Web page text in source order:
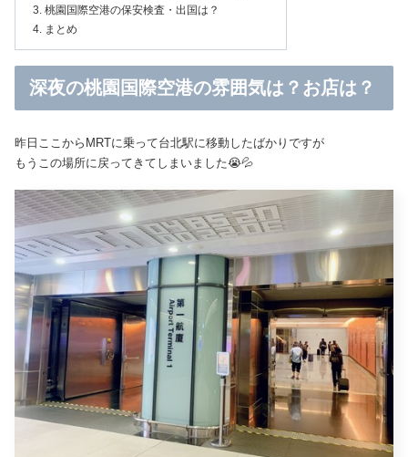
桃園国際空港の保安検査・出国は？
まとめ
深夜の桃園国際空港の雰囲気は？お店は？
昨日ここからMRTに乗って台北駅に移動したばかりですが
もうこの場所に戻ってきてしまいました😭💦